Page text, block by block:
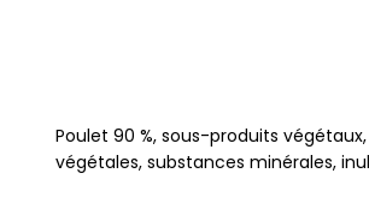
Poulet 90 %, sous-produits
végétales, substances minérales,